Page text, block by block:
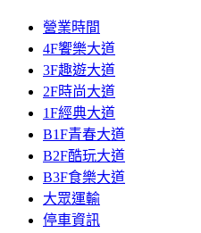
營業時間
4F饗樂大道
3F趣遊大道
2F時尚大道
1F經典大道
B1F青春大道
B2F酷玩大道
B3F食樂大道
大眾運輸
停車資訊